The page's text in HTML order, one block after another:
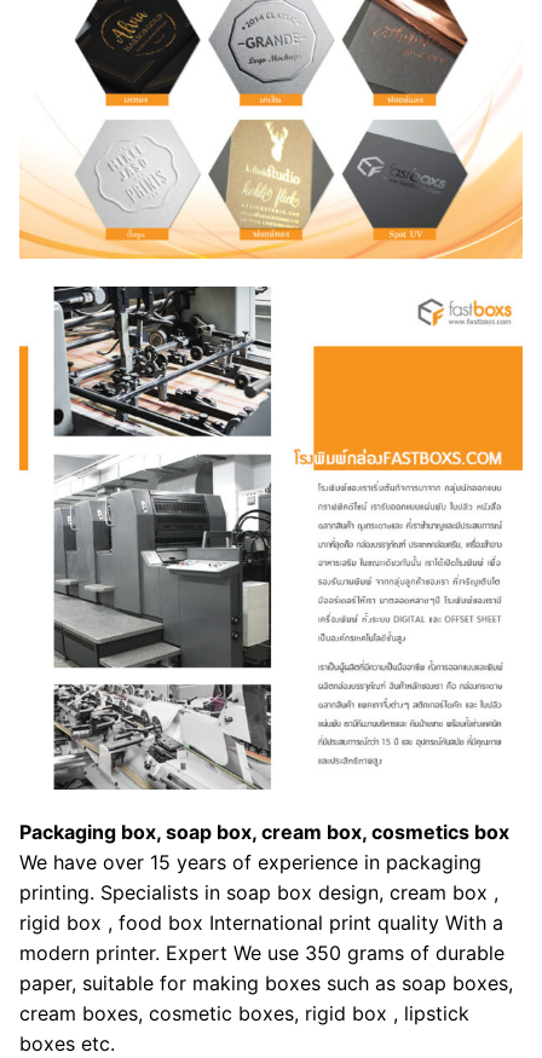
Packaging box, soap box, cream box, cosmetics box
We have over 15 years of experience in packaging
printing. Specialists in soap box design, cream box ,
rigid box , food box International print quality With a
modern printer. Expert We use 350 grams of durable
paper, suitable for making boxes such as soap boxes,
cream boxes, cosmetic boxes, rigid box , lipstick
boxes etc.